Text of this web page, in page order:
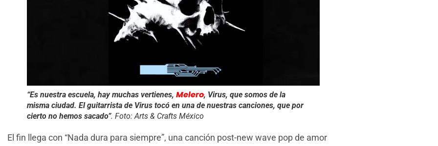
“Es nuestra escuela, hay muchas vertienes, Melero, Virus, que somos de la
misma ciudad. El guitarrista de Virus tocó en una de nuestras canciones, que por
cierto no hemos sacado”. Foto: Arts & Crafts México
El fin llega con “Nada dura para siempre”, una canción post-new wave pop de amor